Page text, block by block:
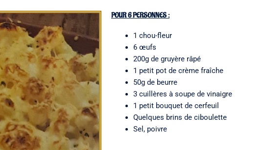
POUR 6 PERSONNES :
1 chou-fleur
6 œufs
200g de gruyère râpé
1 petit pot de crème fraîche
50g de beurre
3 cuillères à soupe de vinaigre
1 petit bouquet de cerfeuil
Quelques brins de ciboulette
Sel, poivre